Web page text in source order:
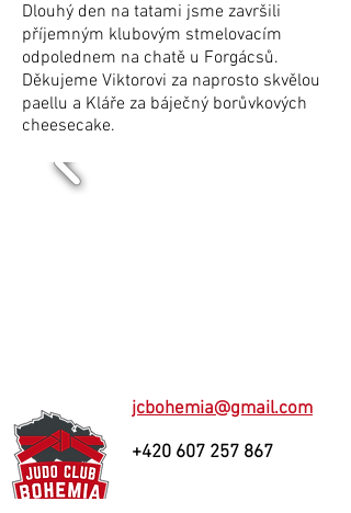
Dlouhý den na tatami jsme završili
příjemným klubovým stmelovacím
odpolednem na chatě u Forgácsů.
Děkujeme Viktorovi za naprosto skvělou
paellu a Kláře za báječný borůvkových
cheesecake.
jcbohemia@gmail.com
+420 607 257 867